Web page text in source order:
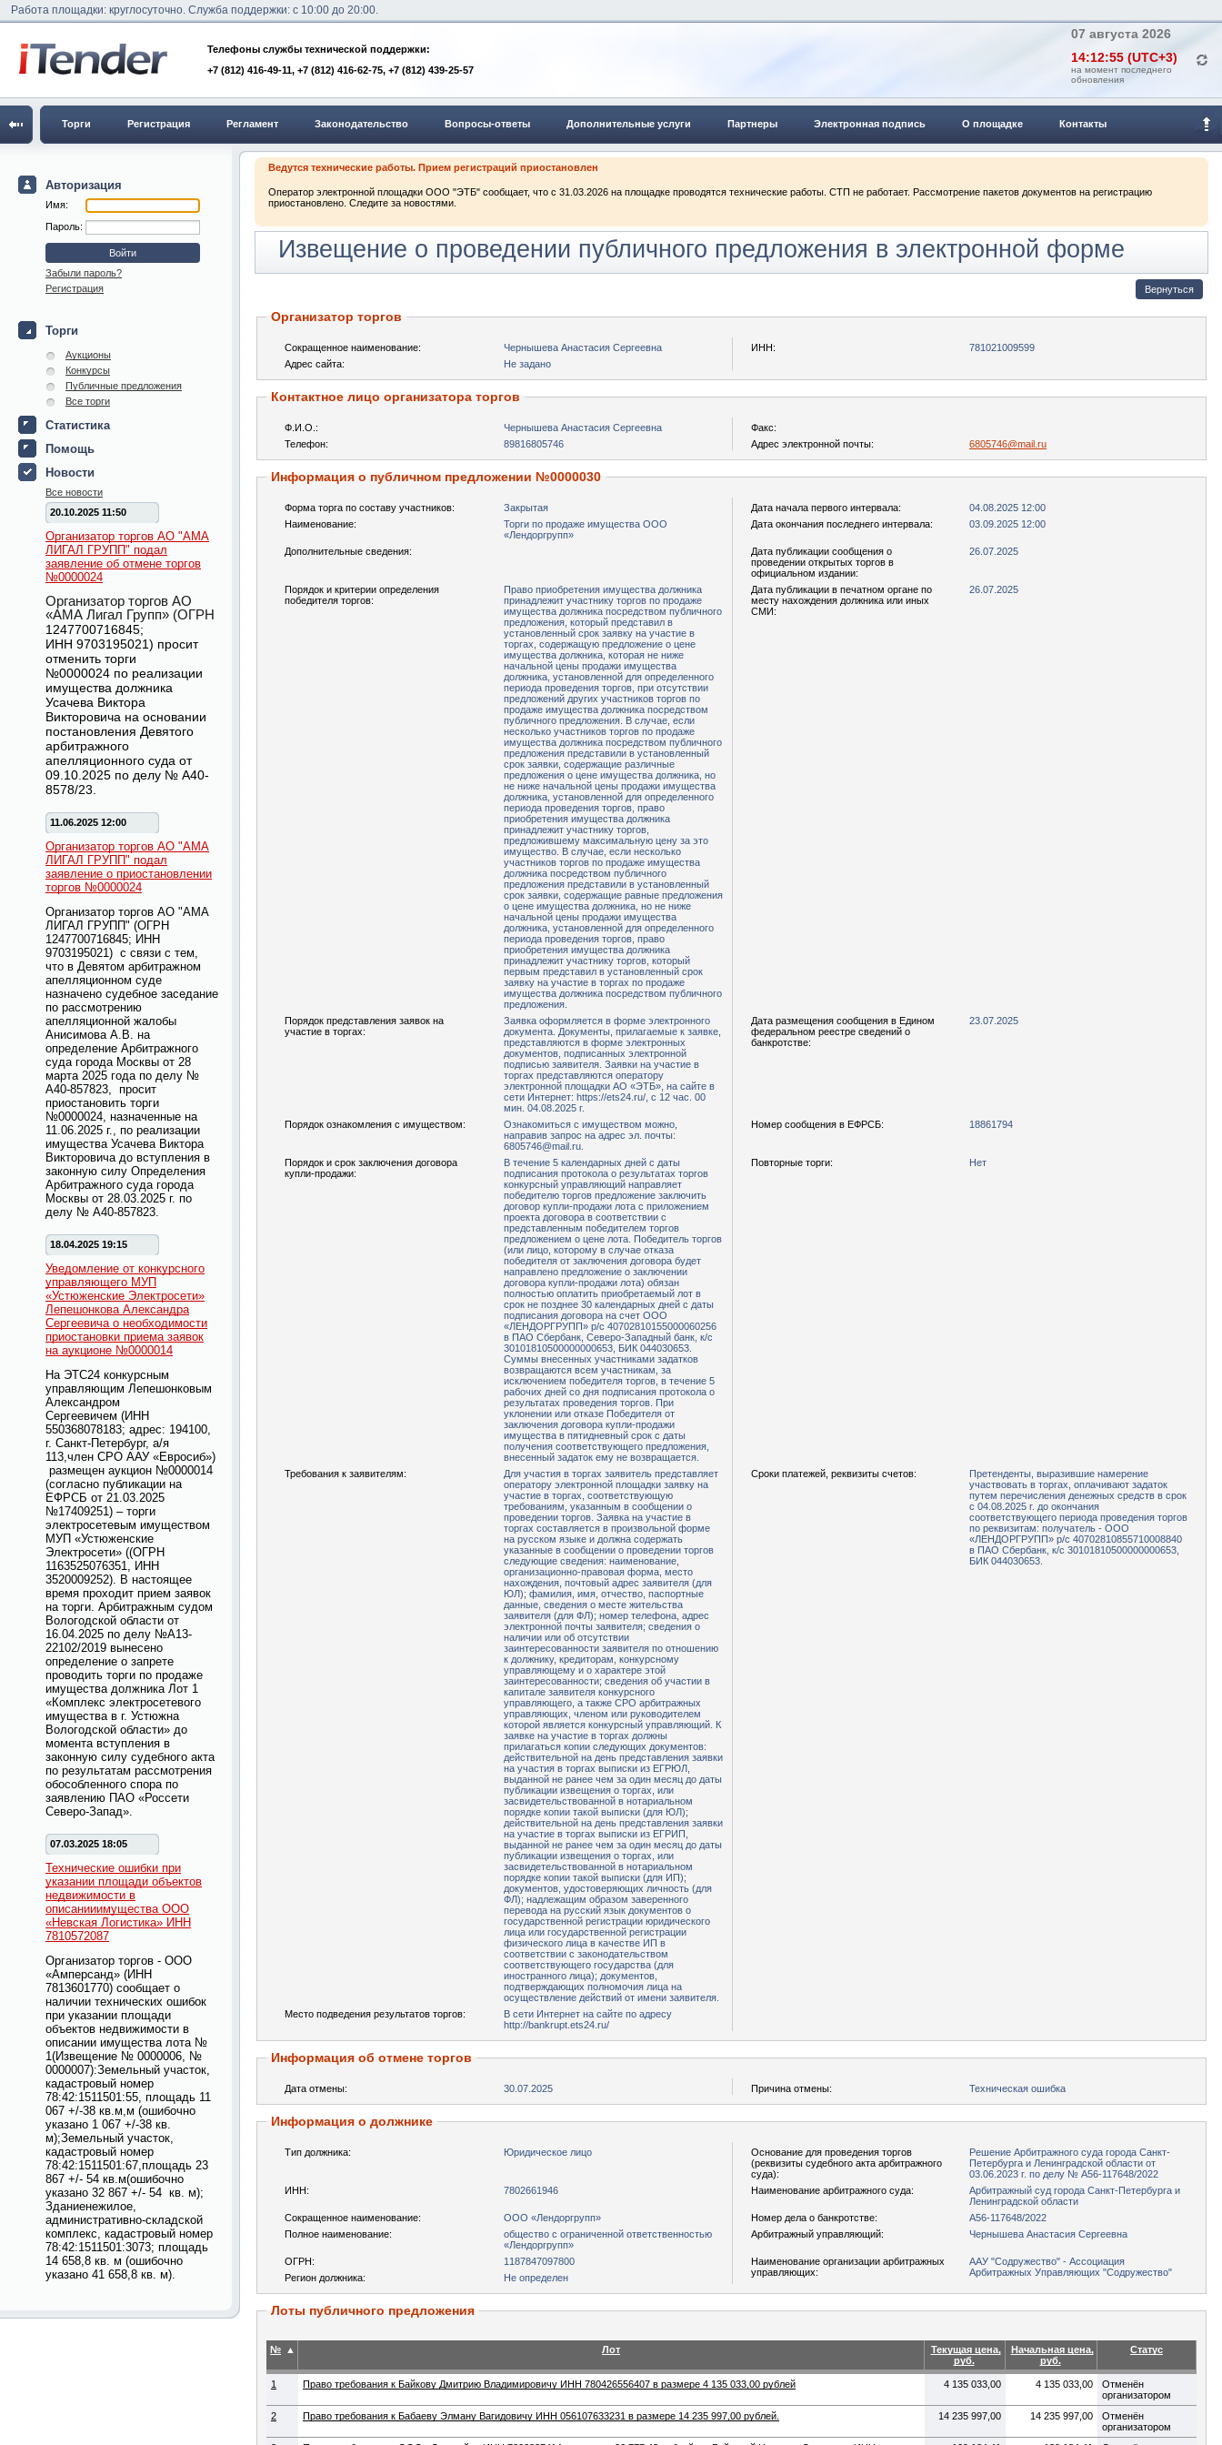
07 августа 2026
14:12:55 (UTC+3)
на момент последнего
обновления
Работа площадки: круглосуточно. Служба поддержки: с 10:00 до 20:00.
Телефоны службы технической поддержки:
+7 (812) 416-49-11, +7 (812) 416-62-75, +7 (812) 439-25-57
Торги Регистрация Регламент Законодательство Вопросы-ответы Дополнительные услуги Партнеры Электронная подпись О площадке Контакты
Авторизация
Имя:
Пароль:
Забыли пароль?
Регистрация
Торги
Аукционы
Конкурсы
Публичные предложения
Все торги
Статистика
Помощь
Новости
Все новости
20.10.2025 11:50
Организатор торгов АО "АМА
ЛИГАЛ ГРУПП" подал
заявление об отмене торгов
№0000024
Организатор торгов АО
«АМА Лигал Групп» (ОГРН
1247700716845;
ИНН 9703195021) просит
отменить торги
№0000024 по реализации
имущества должника
Усачева Виктора
Викторовича на основании
постановления Девятого
арбитражного
апелляционного суда от
09.10.2025 по делу № А40-
8578/23.
11.06.2025 12:00
Организатор торгов АО "АМА
ЛИГАЛ ГРУПП" подал
заявление о приостановлении
торгов №0000024
Организатор торгов АО "АМА
ЛИГАЛ ГРУПП" (ОГРН
1247700716845; ИНН
9703195021) с связи с тем,
что в Девятом арбитражном
апелляционном суде
назначено судебное заседание
по рассмотрению
апелляционной жалобы
Анисимова А.В. на
определение Арбитражного
суда города Москвы от 28
марта 2025 года по делу №
А40-857823, просит
приостановить торги
№0000024, назначенные на
11.06.2025 г., по реализации
имущества Усачева Виктора
Викторовича до вступления в
законную силу Определения
Арбитражного суда города
Москвы от 28.03.2025 г. по
делу № А40-857823.
18.04.2025 19:15
Уведомление от конкурсного
управляющего МУП
«Устюженские Электросети»
Лепешонкова Александра
Сергеевича о необходимости
приостановки приема заявок
на аукционе №0000014
На ЭТС24 конкурсным
управляющим Лепешонковым
Александром
Сергеевичем (ИНН
550368078183; адрес: 194100,
г. Санкт-Петербург, а/я
113,член СРО ААУ «Евросиб»)
размещен аукцион №0000014
(согласно публикации на
ЕФРСБ от 21.03.2025
№17409251) – торги
электросетевым имуществом
МУП «Устюженские
Электросети» ((ОГРН
1163525076351, ИНН
3520009252). В настоящее
время проходит прием заявок
на торги. Арбитражным судом
Вологодской области от
16.04.2025 по делу №А13-
22102/2019 вынесено
определение о запрете
проводить торги по продаже
имущества должника Лот 1
«Комплекс электросетевого
имущества в г. Устюжна
Вологодской области» до
момента вступления в
законную силу судебного акта
по результатам рассмотрения
обособленного спора по
заявлению ПАО «Россети
Северо-Запад».
07.03.2025 18:05
Технические ошибки при
указании площади объектов
недвижимости в
описанииимущества ООО
«Невская Логистика» ИНН
7810572087
Организатор торгов - ООО
«Амперсанд» (ИНН
7813601770) сообщает о
наличии технических ошибок
при указании площади
объектов недвижимости в
описании имущества лота №
1(Извещение № 0000006, №
0000007):Земельный участок,
кадастровый номер
78:42:1511501:55, площадь 11
067 +/-38 кв.м,м (ошибочно
указано 1 067 +/-38 кв.
м);Земельный участок,
кадастровый номер
78:42:1511501:67,площадь 23
867 +/- 54 кв.м(ошибочно
указано 32 867 +/- 54 кв. м);
Зданиенежилое,
административно-складской
комплекс, кадастровый номер
78:42:1511501:3073; площадь
14 658,8 кв. м (ошибочно
указано 41 658,8 кв. м).
Ведутся технические работы. Прием регистраций приостановлен
Оператор электронной площадки ООО "ЭТБ" сообщает, что с 31.03.2026 на площадке проводятся технические работы. СТП не работает. Рассмотрение пакетов документов на регистрацию
приостановлено. Следите за новостями.
Извещение о проведении публичного предложения в электронной форме
Организатор торгов
Сокращенное наименование: Чернышева Анастасия Сергеевна ИНН:
781021009599
Адрес сайта:
Не задано
Контактное лицо организатора торгов
Ф.И.О.: Чернышева Анастасия Сергеевна
Факс:
Телефон:
89816805746 Адрес электронной почты: 6805746@mail.ru
Информация о публичном предложении №0000030
Форма торга по составу участников: Закрытая Дата начала первого интервала:
04.08.2025 12:00
Наименование:
Торги по продаже имущества ООО
«Лендоргрупп»
Дата окончания последнего интервала: 03.09.2025 12:00
Дополнительные сведения:
Дата публикации сообщения о
проведении открытых торгов в
официальном издании:
26.07.2025
Порядок и критерии определения
победителя торгов:
Право приобретения имущества должника
принадлежит участнику торгов по продаже
имущества должника посредством публичного
предложения, который представил в
установленный срок заявку на участие в
торгах, содержащую предложение о цене
имущества должника, которая не ниже
начальной цены продажи имущества
должника, установленной для определенного
периода проведения торгов, при отсутствии
предложений других участников торгов по
продаже имущества должника посредством
публичного предложения. В случае, если
несколько участников торгов по продаже
имущества должника посредством публичного
предложения представили в установленный
срок заявки, содержащие различные
предложения о цене имущества должника, но
не ниже начальной цены продажи имущества
должника, установленной для определенного
периода проведения торгов, право
приобретения имущества должника
принадлежит участнику торгов,
предложившему максимальную цену за это
имущество. В случае, если несколько
участников торгов по продаже имущества
должника посредством публичного
предложения представили в установленный
срок заявки, содержащие равные предложения
о цене имущества должника, но не ниже
начальной цены продажи имущества
должника, установленной для определенного
периода проведения торгов, право
приобретения имущества должника
принадлежит участнику торгов, который
первым представил в установленный срок
заявку на участие в торгах по продаже
имущества должника посредством публичного
предложения.
Дата публикации в печатном органе по
месту нахождения должника или иных
СМИ:
26.07.2025
Порядок представления заявок на
участие в торгах:
Заявка оформляется в форме электронного
документа. Документы, прилагаемые к заявке,
представляются в форме электронных
документов, подписанных электронной
подписью заявителя. Заявки на участие в
торгах представляются оператору
электронной площадки АО «ЭТБ», на сайте в
сети Интернет: https://ets24.ru/, с 12 час. 00
мин. 04.08.2025 г.
Дата размещения сообщения в Едином
федеральном реестре сведений о
банкротстве:
23.07.2025
Порядок ознакомления с имуществом:
Ознакомиться с имуществом можно,
направив запрос на адрес эл. почты:
6805746@mail.ru.
Номер сообщения в ЕФРСБ: 18861794
Порядок и срок заключения договора
купли-продажи:
В течение 5 календарных дней с даты
подписания протокола о результатах торгов
конкурсный управляющий направляет
победителю торгов предложение заключить
договор купли-продажи лота с приложением
проекта договора в соответствии с
представленным победителем торгов
предложением о цене лота. Победитель торгов
(или лицо, которому в случае отказа
победителя от заключения договора будет
направлено предложение о заключении
договора купли-продажи лота) обязан
полностью оплатить приобретаемый лот в
срок не позднее 30 календарных дней с даты
подписания договора на счет ООО
«ЛЕНДОРГРУПП» р/с 40702810155000060256
в ПАО Сбербанк, Северо-Западный банк, к/с
30101810500000000653, БИК 044030653.
Суммы внесенных участниками задатков
возвращаются всем участникам, за
исключением победителя торгов, в течение 5
рабочих дней со дня подписания протокола о
результатах проведения торгов. При
уклонении или отказе Победителя от
заключения договора купли-продажи
имущества в пятидневный срок с даты
получения соответствующего предложения,
внесенный задаток ему не возвращается.
Повторные торги: Нет
Требования к заявителям:
Для участия в торгах заявитель представляет
оператору электронной площадки заявку на
участие в торгах, соответствующую
требованиям, указанным в сообщении о
проведении торгов. Заявка на участие в
торгах составляется в произвольной форме
на русском языке и должна содержать
указанные в сообщении о проведении торгов
следующие сведения: наименование,
организационно-правовая форма, место
нахождения, почтовый адрес заявителя (для
ЮЛ); фамилия, имя, отчество, паспортные
данные, сведения о месте жительства
заявителя (для ФЛ); номер телефона, адрес
электронной почты заявителя; сведения о
наличии или об отсутствии
заинтересованности заявителя по отношению
к должнику, кредиторам, конкурсному
управляющему и о характере этой
заинтересованности; сведения об участии в
капитале заявителя конкурсного
управляющего, а также СРО арбитражных
управляющих, членом или руководителем
которой является конкурсный управляющий. К
заявке на участие в торгах должны
прилагаться копии следующих документов:
действительной на день представления заявки
на участия в торгах выписки из ЕГРЮЛ,
выданной не ранее чем за один месяц до даты
публикации извещения о торгах, или
засвидетельствованной в нотариальном
порядке копии такой выписки (для ЮЛ);
действительной на день представления заявки
на участие в торгах выписки из ЕГРИП,
выданной не ранее чем за один месяц до даты
публикации извещения о торгах, или
засвидетельствованной в нотариальном
порядке копии такой выписки (для ИП);
документов, удостоверяющих личность (для
ФЛ); надлежащим образом заверенного
перевода на русский язык документов о
государственной регистрации юридического
лица или государственной регистрации
физического лица в качестве ИП в
соответствии с законодательством
соответствующего государства (для
иностранного лица); документов,
подтверждающих полномочия лица на
осуществление действий от имени заявителя.
Сроки платежей, реквизиты счетов:
Претенденты, выразившие намерение
участвовать в торгах, оплачивают задаток
путем перечисления денежных средств в срок
с 04.08.2025 г. до окончания
соответствующего периода проведения торгов
по реквизитам: получатель - ООО
«ЛЕНДОРГРУПП» р/с 40702810855710008840
в ПАО Сбербанк, к/с 30101810500000000653,
БИК 044030653.
Место подведения результатов торгов:
В сети Интернет на сайте по адресу
http://bankrupt.ets24.ru/
Информация об отмене торгов
Дата отмены: 30.07.2025 Причина отмены: Техническая ошибка
Информация о должнике
Тип должника: Юридическое лицо
Основание для проведения торгов
(реквизиты судебного акта арбитражного
суда):
Решение Арбитражного суда города Санкт-
Петербурга и Ленинградской области от
03.06.2023 г. по делу № А56-117648/2022
ИНН:
7802661946 Наименование арбитражного суда:
Арбитражный суд города Санкт-Петербурга и
Ленинградской области
Сокращенное наименование:
ООО «Лендоргрупп» Номер дела о банкротстве:
А56-117648/2022
Полное наименование:
общество с ограниченной ответственностью
«Лендоргрупп»
Арбитражный управляющий: Чернышева Анастасия Сергеевна
ОГРН: 1187847097800
Наименование организации арбитражных
управляющих:
ААУ "Содружество" - Ассоциация
Арбитражных Управляющих "Содружество"
Регион должника: Не определен
Лоты публичного предложения
№ ▲ Лот
Текущая цена,
руб.
Начальная цена,
руб.
Статус
1 Право требования к Байкову Дмитрию Владимировичу ИНН 780426556407 в размере 4 135 033,00 рублей 4 135 033,00 4 135 033,00
Отменён
организатором
2
Право требования к Бабаеву Элману Вагидовичу ИНН 056107633231 в размере 14 235 997,00 рублей. 14 235 997,00 14 235 997,00
Отменён
организатором